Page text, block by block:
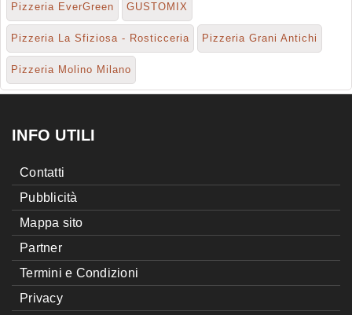
Pizzeria EverGreen GUSTOMIX
Pizzeria La Sfiziosa - Rosticceria Pizzeria Grani Antichi
Pizzeria Molino Milano
INFO UTILI
Contatti
Pubblicità
Mappa sito
Partner
Termini e Condizioni
Privacy